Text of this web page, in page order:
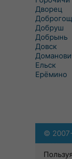
Дворец
Добруш
Добрынь
Довск
Ельск
Ерёмино
©